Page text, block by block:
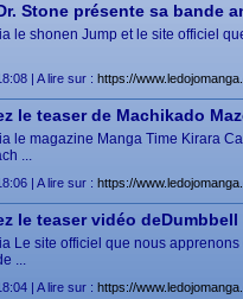
Stone présente sa bande
le shonen Jump et le site officiel
| A lire sur : https://
le teaser de Machikado
le magazine Manga Time Kirara
...
| A lire sur : https://
le teaser vidéo
Le site officiel que nous
...
| A lire sur : https://